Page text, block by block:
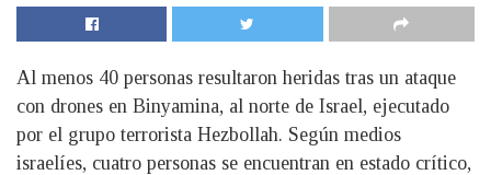
Al menos 40 personas resultaron heridas tras un ataque
con drones en Binyamina, al norte de Israel, ejecutado
por el grupo terrorista Hezbollah. Según medios
israelíes, cuatro personas se encuentran en estado crítico,